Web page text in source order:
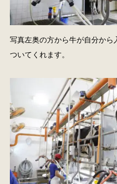
写真左奥の方から牛が自分から
ついてくれます。